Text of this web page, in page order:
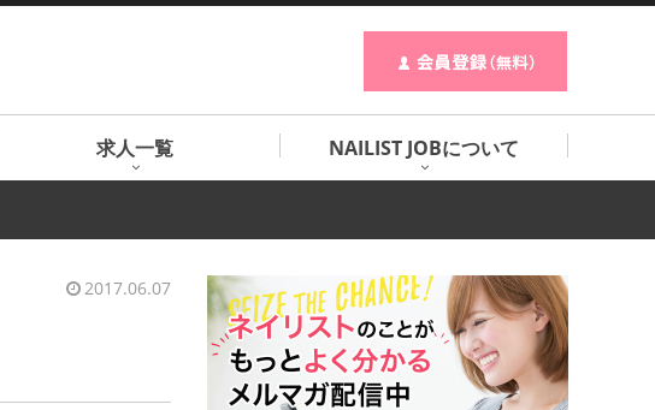
求人一覧 NAILIST JOBについて
2017.06.07